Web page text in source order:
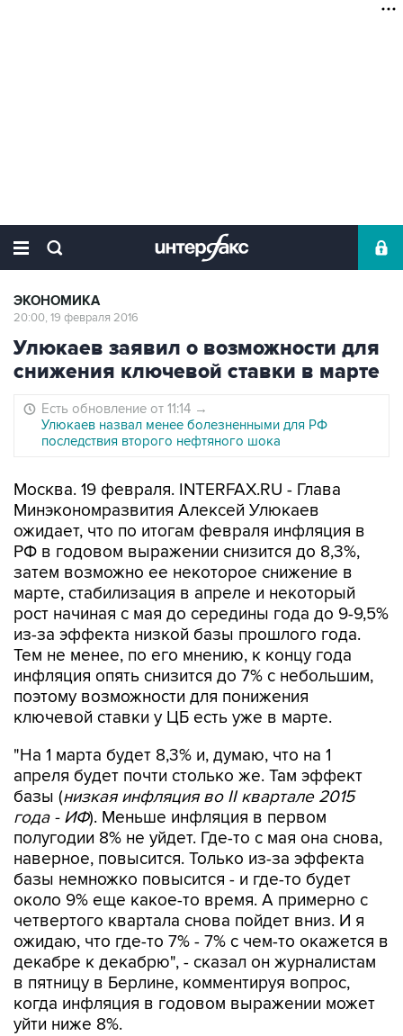
ЭКОНОМИКА
20:00, 19 февраля 2016
Улюкаев заявил о возможности для
снижения ключевой ставки в марте
Есть обновление от 11:14 →
Улюкаев назвал менее болезненными для РФ
последствия второго нефтяного шока
Москва. 19 февраля. INTERFAX.RU - Глава
Минэкономразвития Алексей Улюкаев
ожидает, что по итогам февраля инфляция в
РФ в годовом выражении снизится до 8,3%,
затем возможно ее некоторое снижение в
марте, стабилизация в апреле и некоторый
рост начиная с мая до середины года до 9-9,5%
из-за эффекта низкой базы прошлого года.
Тем не менее, по его мнению, к концу года
инфляция опять снизится до 7% с небольшим,
поэтому возможности для понижения
ключевой ставки у ЦБ есть уже в марте.
"На 1 марта будет 8,3% и, думаю, что на 1
апреля будет почти столько же. Там эффект
базы (низкая инфляция во II квартале 2015
года - ИФ). Меньше инфляция в первом
полугодии 8% не уйдет. Где-то с мая она снова,
наверное, повысится. Только из-за эффекта
базы немножко повысится - и где-то будет
около 9% еще какое-то время. А примерно с
четвертого квартала снова пойдет вниз. И я
ожидаю, что где-то 7% - 7% с чем-то окажется в
декабре к декабрю", - сказал он журналистам
в пятницу в Берлине, комментируя вопрос,
когда инфляция в годовом выражении может
уйти ниже 8%.